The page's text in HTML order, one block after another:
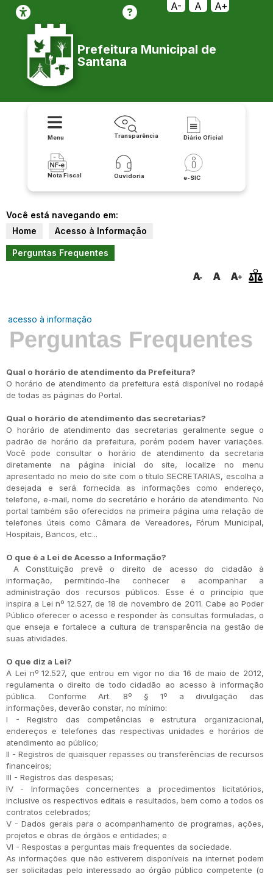
A- A A+
Prefeitura Municipal de
Santana
Menu Transparência Diário Oficial
Nota Fiscal Ouvidoria e-SIC
Você está navegando em:
Home
Acesso à Informação
Perguntas Frequentes
acesso à informação
Perguntas Frequentes
Qual o horário de atendimento da Prefeitura?
O horário de atendimento da prefeitura está disponível no rodapé
de todas as páginas do Portal.
Qual o horário de atendimento das secretarias?
O horário de atendimento das secretarias geralmente segue o
padrão de horário da prefeitura, porém podem haver variações.
Você pode consultar o horário de atendimento da secretaria
diretamente na página inicial do site, localize no menu
apresentado no meio do site com o título SECRETARIAS, escolha a
desejada e será fornecida as informações como endereço,
telefone, e-mail, nome do secretário e horário de atendimento. No
portal também são oferecidos na primeira página uma relação de
telefones úteis como Câmara de Vereadores, Fórum Municipal,
Hospitais, Bancos, etc...
O que é a Lei de Acesso a Informação?
A Constituição prevê o direito de acesso do cidadão à
informação, permitindo-lhe conhecer e acompanhar a
administração dos recursos públicos. Esse é o princípio que
inspira a Lei nº 12.527, de 18 de novembro de 2011. Cabe ao Poder
Público oferecer o acesso e responder às consultas formuladas, o
que enseja e fortalece a cultura de transparência na gestão de
suas atividades.
O que diz a Lei?
A Lei nº 12.527, que entrou em vigor no dia 16 de maio de 2012,
regulamenta o direito de todo cidadão ao acesso à informação
pública. Conforme Art. 8º § 1º a divulgação das
informações, deverão constar, no mínimo:
I - Registro das competências e estrutura organizacional,
endereços e telefones das respectivas unidades e horários de
atendimento ao público;
II - Registros de quaisquer repasses ou transferências de recursos
financeiros;
III - Registros das despesas;
IV - Informações concernentes a procedimentos licitatórios,
inclusive os respectivos editais e resultados, bem como a todos os
contratos celebrados;
V - Dados gerais para o acompanhamento de programas, ações,
projetos e obras de órgãos e entidades; e
VI - Respostas a perguntas mais frequentes da sociedade.
As informações que não estiverem disponíveis na internet podem
ser solicitadas pelo interessado ao órgão público competente (o